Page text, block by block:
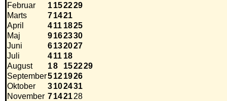
Februar
1152229
Marts
71421
April
411 1825
Maj
9162330
Juni
6132027
Juli
411 18
August
18 152229
September5121926
Oktober
3102431
November 7142128